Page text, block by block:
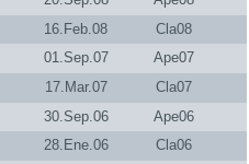
16.Feb.08
Cla08
01.Sep.07
Ape07
17.Mar.07
Cla07
30.Sep.06
Ape06
28.Ene.06
Cla06